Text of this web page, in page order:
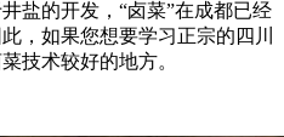
盐的开发，“卤菜”在成都已经
，如果您想要学习正宗的四川
技术较好的地方。